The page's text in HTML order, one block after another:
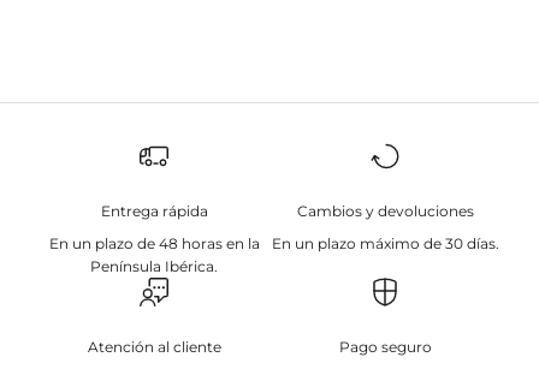
Entrega rápida
En un plazo de 48 horas en la
Península Ibérica.
Cambios y devoluciones
En un plazo máximo de 30 días.
Atención al cliente
Pago seguro